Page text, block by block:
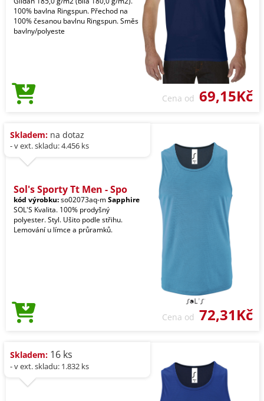
100% bavlna Ringspun. Přechod na
100% česanou bavlnu Ringspun. Směs
bavlny/polyeste
Cena od 69,15Kč
Skladem: na dotaz
- v ext. skladu: 4.456 ks
Sol's Sporty Tt Men - Spo
kód výrobku:so02073aq-mSapphire
SOL'S Kvalita. 100% prodyšný
polyester. Styl. Ušito podle střihu.
Lemování u límce a průramků.
Cena od 72,31Kč
Skladem: 16 ks
- v ext. skladu: 1.832 ks